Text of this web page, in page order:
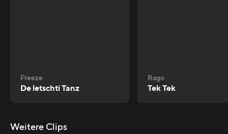
Freeze
De letschti Tanz
Rago
Tek Tek
Weitere Clips